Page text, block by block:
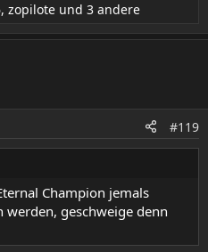
, zopilote und 3 andere
#119
Champion jemals
werden, geschweige denn